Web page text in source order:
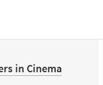
in Cinema